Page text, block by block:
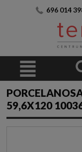
696 014
59,6X120